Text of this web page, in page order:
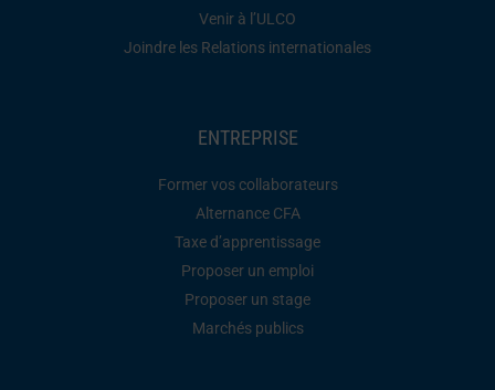
Venir à l’ULCO
Joindre les Relations internationales
ENTREPRISE
Former vos collaborateurs
Alternance CFA
Taxe d’apprentissage
Proposer un emploi
Proposer un stage
Marchés publics